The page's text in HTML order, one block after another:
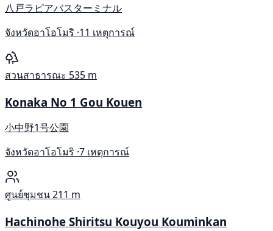
八戸ラピアバスターミナル
จังหวัดอาโอโมริ ·11 เหตุการณ์
สวนสาธารณะ 535 m
Konaka No 1 Gou Kouen
小中野1号公園
จังหวัดอาโอโมริ ·7 เหตุการณ์
ศูนย์ชุมชน211 m
Hachinohe Shiritsu Kouyou Kouminkan